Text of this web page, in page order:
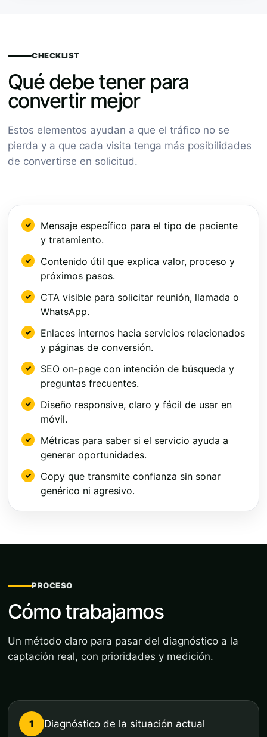
CHECKLIST
Qué debe tener para
convertir mejor
Estos elementos ayudan a que el tráfico no se
pierda y a que cada visita tenga más posibilidades
de convertirse en solicitud.
Mensaje específico para el tipo de paciente
y tratamiento.
Contenido útil que explica valor, proceso y
próximos pasos.
CTA visible para solicitar reunión, llamada o
WhatsApp.
Enlaces internos hacia servicios relacionados
y páginas de conversión.
SEO on-page con intención de búsqueda y
preguntas frecuentes.
Diseño responsive, claro y fácil de usar en
móvil.
Métricas para saber si el servicio ayuda a
generar oportunidades.
Copy que transmite confianza sin sonar
genérico ni agresivo.
PROCESO
Cómo trabajamos
Un método claro para pasar del diagnóstico a la
captación real, con prioridades y medición.
1 Diagnóstico de la situación actual